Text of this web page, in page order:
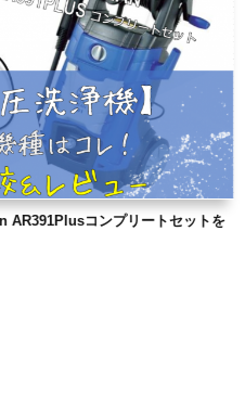
AR391Plusコンプリートセットを